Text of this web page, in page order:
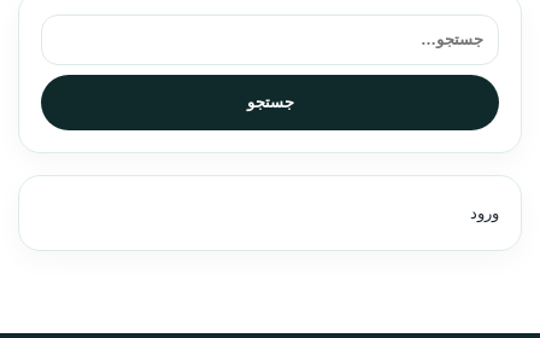
جستجو برای:
جستجو
ورود